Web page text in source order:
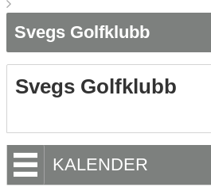
Svegs Golfklubb
Svegs Golfklubb
KALENDER